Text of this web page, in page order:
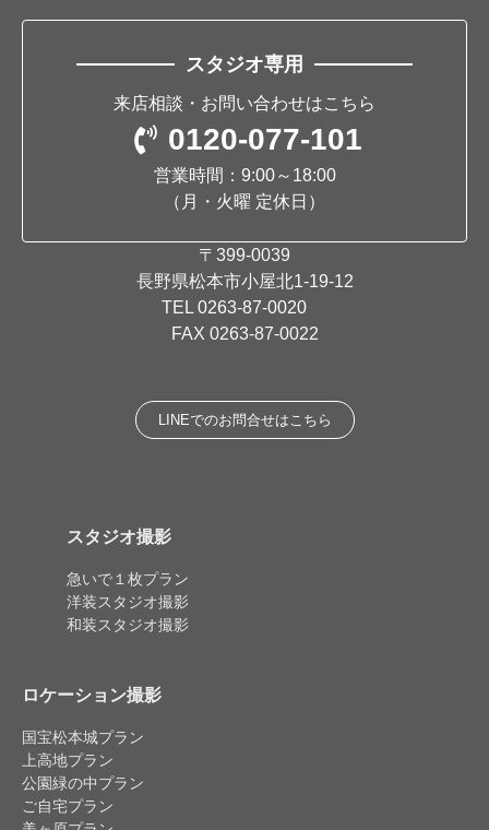
スタジオ専用
来店相談・お問い合わせはこちら
0120-077-101
営業時間：9:00～18:00
（月・火曜 定休日）
〒399-0039
長野県松本市小屋北1-19-12
TEL 0263-87-0020
FAX 0263-87-0022
LINEでのお問合せはこちら
スタジオ撮影
急いで１枚プラン
洋装スタジオ撮影
和装スタジオ撮影
ロケーション撮影
国宝松本城プラン
上高地プラン
公園緑の中プラン
ご自宅プラン